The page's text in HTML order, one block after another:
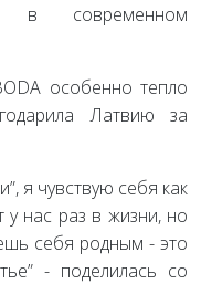
в современном
особенно тепло
Латвию за
я чувствую себя как
нас раз в жизни, но
себя родным - это
- поделилась со